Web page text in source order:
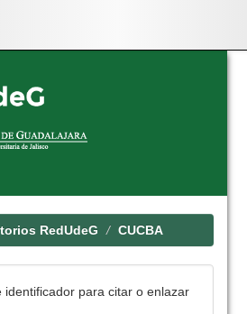
RedUdeG CUCBA
identificador para citar o enlazar